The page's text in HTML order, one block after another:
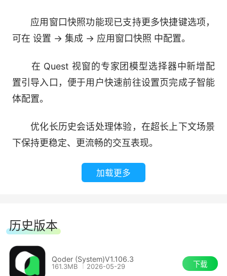
学习你的经验，以你期望的方式工作。
8、技能与插件
接入生态工具，灵活拓展功能与场景。
支持图片、代码、目录等多种上下文选择，一
揭示代码架构和设计精髓。
应用窗口快照功能现已支持更多快捷键选项，
可在 设置 → 集成 → 应用窗口快照 中配置。
在 Quest 视窗的专家团模型选择器中新增配
置引导入口，便于用户快速前往设置页完成子智能
体配置。
优化长历史会话处理体验，在超长上下文场景
下保持更稳定、更流畅的交互表现。
加载更多
历史版本
Qoder (System)V1.106.3
161.3MB 2026-05-29 下载